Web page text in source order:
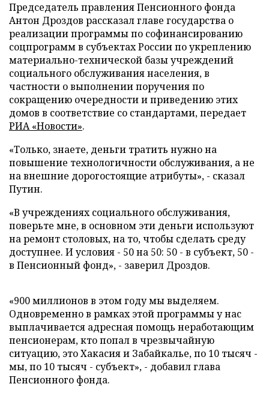
Председатель правления Пенсионного фонда
Антон Дроздов рассказал главе государства о
реализации программы по софинансированию
соцпрограмм в субъектах России по укреплению
материально-технической базы учреждений
социального обслуживания населения, в
частности о выполнении поручения по
сокращению очередности и приведению этих
домов в соответствие со стандартами, передает
РИА «Новости».
«Только, знаете, деньги тратить нужно на
повышение технологичности обслуживания, а не
на внешние дорогостоящие атрибуты», - сказал
Путин.
«В учреждениях социального обслуживания,
поверьте мне, в основном эти деньги используют
на ремонт столовых, на то, чтобы сделать среду
доступнее. И условия - 50 на 50: 50 - в субъект, 50 -
в Пенсионный фонд», - заверил Дроздов.
«900 миллионов в этом году мы выделяем.
Одновременно в рамках этой программы у нас
выплачивается адресная помощь неработающим
пенсионерам, кто попал в чрезвычайную
ситуацию, это Хакасия и Забайкалье, по 10 тысяч -
мы, по 10 тысяч - субъект», - добавил глава
Пенсионного фонда.